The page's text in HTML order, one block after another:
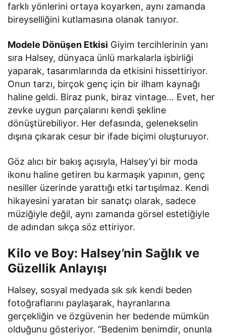
farklı yönlerini ortaya koyarken, aynı zamanda
bireyselliğini kutlamasına olanak tanıyor.
Modele Dönüşen Etkisi Giyim tercihlerinin yanı
sıra Halsey, dünyaca ünlü markalarla işbirliği
yaparak, tasarımlarında da etkisini hissettiriyor.
Onun tarzı, birçok genç için bir ilham kaynağı
haline geldi. Biraz punk, biraz vintage… Evet, her
zevke uygun parçalarını kendi şekline
dönüştürebiliyor. Her defasında, gelenekselin
dışına çıkarak cesur bir ifade biçimi oluşturuyor.
Göz alıcı bir bakış açısıyla, Halsey’yi bir moda
ikonu haline getiren bu karmaşık yapının, genç
nesiller üzerinde yarattığı etki tartışılmaz. Kendi
hikayesini yaratan bir sanatçı olarak, sadece
müziğiyle değil, aynı zamanda görsel estetiğiyle
de adından sıkça söz ettiriyor.
Kilo ve Boy: Halsey’nin Sağlık ve
Güzellik Anlayışı
Halsey, sosyal medyada sık sık kendi beden
fotoğraflarını paylaşarak, hayranlarına
gerçekliğin ve özgüvenin her bedende mümkün
olduğunu gösteriyor. “Bedenim benimdir, onunla